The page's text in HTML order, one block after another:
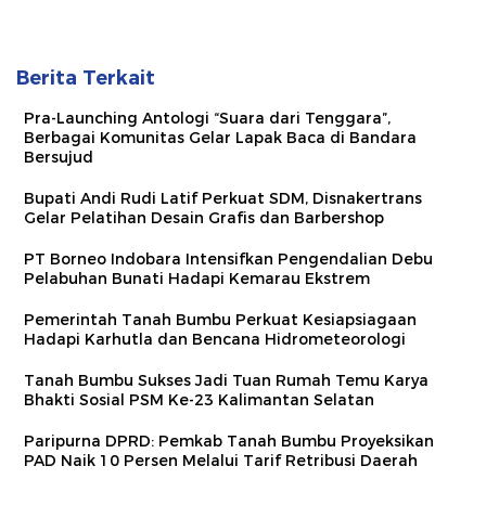
Berita Terkait
Pra-Launching Antologi “Suara dari Tenggara”,
Berbagai Komunitas Gelar Lapak Baca di Bandara
Bersujud
Bupati Andi Rudi Latif Perkuat SDM, Disnakertrans
Gelar Pelatihan Desain Grafis dan Barbershop
PT Borneo Indobara Intensifkan Pengendalian Debu
Pelabuhan Bunati Hadapi Kemarau Ekstrem
Pemerintah Tanah Bumbu Perkuat Kesiapsiagaan
Hadapi Karhutla dan Bencana Hidrometeorologi
Tanah Bumbu Sukses Jadi Tuan Rumah Temu Karya
Bhakti Sosial PSM Ke-23 Kalimantan Selatan
Paripurna DPRD: Pemkab Tanah Bumbu Proyeksikan
PAD Naik 10 Persen Melalui Tarif Retribusi Daerah